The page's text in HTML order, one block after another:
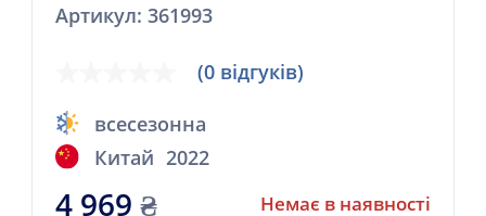
Артикул: 361993
(0 відгуків)
всесезонна
Китай 2022
4 969 ₴ Немає в наявності